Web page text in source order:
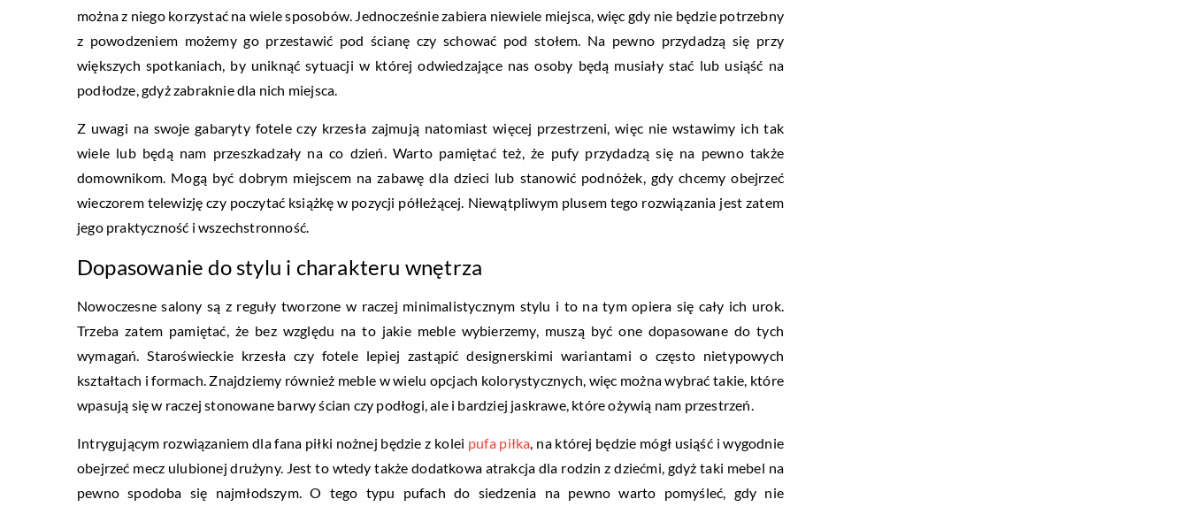
można z niego korzystać na wiele sposobów. Jednocześnie zabiera niewiele miejsca, więc gdy nie będzie potrzebny
z powodzeniem możemy go przestawić pod ścianę czy schować pod stołem. Na pewno przydadzą się przy
większych spotkaniach, by uniknąć sytuacji w której odwiedzające nas osoby będą musiały stać lub usiąść na
podłodze, gdyż zabraknie dla nich miejsca.
Z uwagi na swoje gabaryty fotele czy krzesła zajmują natomiast więcej przestrzeni, więc nie wstawimy ich tak
wiele lub będą nam przeszkadzały na co dzień. Warto pamiętać też, że pufy przydadzą się na pewno także
domownikom. Mogą być dobrym miejscem na zabawę dla dzieci lub stanowić podnóżek, gdy chcemy obejrzeć
wieczorem telewizję czy poczytać książkę w pozycji półleżącej. Niewątpliwym plusem tego rozwiązania jest zatem
jego praktyczność i wszechstronność.
Dopasowanie do stylu i charakteru wnętrza
Nowoczesne salony są z reguły tworzone w raczej minimalistycznym stylu i to na tym opiera się cały ich urok.
Trzeba zatem pamiętać, że bez względu na to jakie meble wybierzemy, muszą być one dopasowane do tych
wymagań. Staroświeckie krzesła czy fotele lepiej zastąpić designerskimi wariantami o często nietypowych
kształtach i formach. Znajdziemy również meble w wielu opcjach kolorystycznych, więc można wybrać takie, które
wpasują się w raczej stonowane barwy ścian czy podłogi, ale i bardziej jaskrawe, które ożywią nam przestrzeń.
Intrygującym rozwiązaniem dla fana piłki nożnej będzie z kolei pufa piłka , na której będzie mógł usiąść i wygodnie
obejrzeć mecz ulubionej drużyny. Jest to wtedy także dodatkowa atrakcja dla rodzin z dziećmi, gdyż taki mebel na
pewno spodoba się najmłodszym. O tego typu pufach do siedzenia na pewno warto pomyśleć, gdy nie